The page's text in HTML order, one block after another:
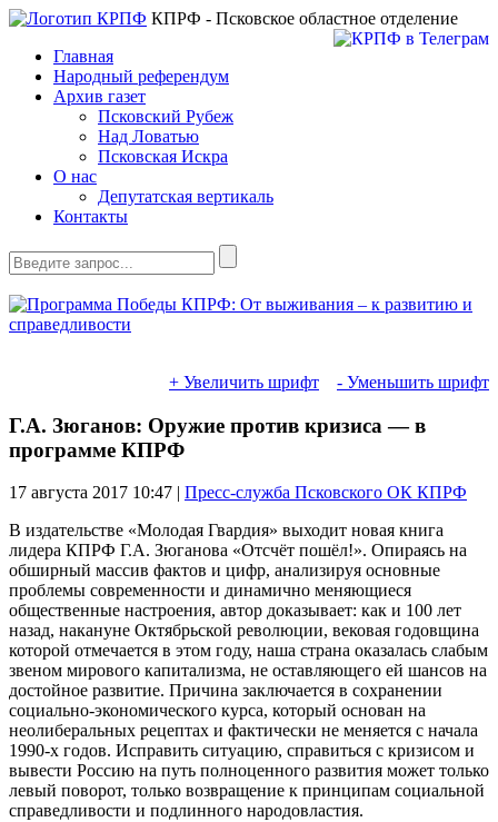
КПРФ - Псковское областное отделение
Главная
Народный референдум
Архив газет
Псковский Рубеж
Над Ловатью
Псковская Искра
О нас
Депутатская вертикаль
Контакты
+ Увеличить шрифт - Уменьшить шрифт
Г.А. Зюганов: Оружие против кризиса — в
программе КПРФ
17 августа 2017 10:47 | Пресс-служба Псковского ОК КПРФ
В издательстве «Молодая Гвардия» выходит новая книга
лидера КПРФ Г.А. Зюганова «Отсчёт пошёл!». Опираясь на
обширный массив фактов и цифр, анализируя основные
проблемы современности и динамично меняющиеся
общественные настроения, автор доказывает: как и 100 лет
назад, накануне Октябрьской революции, вековая годовщина
которой отмечается в этом году, наша страна оказалась слабым
звеном мирового капитализма, не оставляющего ей шансов на
достойное развитие. Причина заключается в сохранении
социально-экономического курса, который основан на
неолиберальных рецептах и фактически не меняется с начала
1990-х годов. Исправить ситуацию, справиться с кризисом и
вывести Россию на путь полноценного развития может только
левый поворот, только возвращение к принципам социальной
справедливости и подлинного народовластия.